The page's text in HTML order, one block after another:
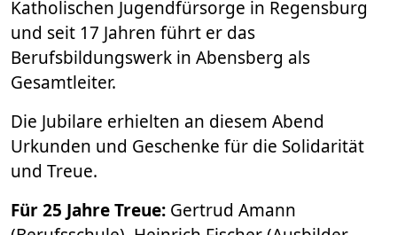
Katholischen Jugendfürsorge in Regensburg
und seit 17 Jahren führt er das
Berufsbildungswerk in Abensberg als
Gesamtleiter.
Die Jubilare erhielten an diesem Abend
Urkunden und Geschenke für die Solidarität
und Treue.
Für 25 Jahre Treue: Gertrud Amann